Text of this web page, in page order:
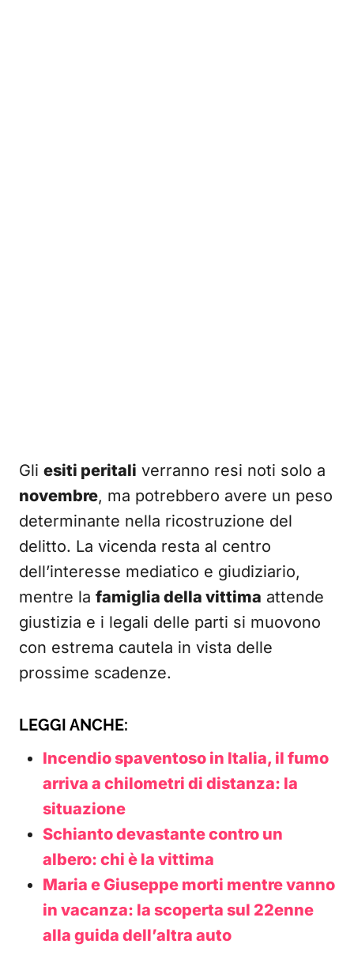
Gli esiti peritali verranno resi noti solo a
novembre, ma potrebbero avere un peso
determinante nella ricostruzione del
delitto. La vicenda resta al centro
dell’interesse mediatico e giudiziario,
mentre la famiglia della vittima attende
giustizia e i legali delle parti si muovono
con estrema cautela in vista delle
prossime scadenze.
LEGGI ANCHE:
Incendio spaventoso in Italia, il fumo
arriva a chilometri di distanza: la
situazione
Schianto devastante contro un
albero: chi è la vittima
Maria e Giuseppe morti mentre vanno
in vacanza: la scoperta sul 22enne
alla guida dell’altra auto